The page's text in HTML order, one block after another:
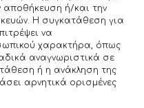
αποθήκευση ή/και την
Η συγκατάθεση για
να
χαρακτήρα, όπως
αναγνωριστικά σε
ή η ανάκληση της
αρνητικά ορισμένες